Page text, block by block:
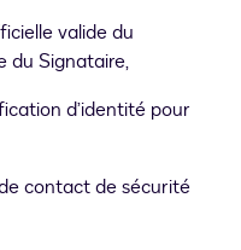
valide du
du Signataire,
d’identité pour
contact de sécurité